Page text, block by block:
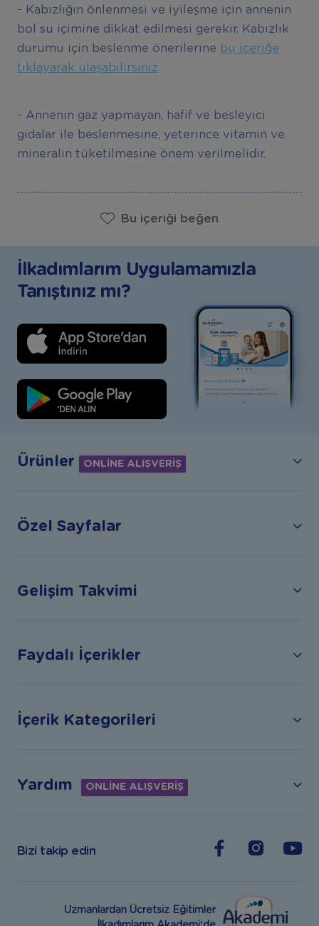
- Kabızlığın önlenmesi ve iyileşme için annenin
bol su içimine dikkat edilmesi gerekir. Kabızlık
durumu için beslenme önerilerine bu içeriğe
tıklayarak ulaşabilirsiniz
- Annenin gaz yapmayan, hafif ve besleyici
gıdalar ile beslenmesine, yeterince vitamin ve
mineralin tüketilmesine önem verilmelidir.
Bu içeriği beğen
İlkadımlarım Uygulamamızla
Tanıştınız mı?
Ürünler ONLİNE ALIŞVERİŞ
Özel Sayfalar
Gelişim Takvimi
Faydalı İçerikler
İçerik Kategorileri
Yardım ONLİNE ALIŞVERİŞ
Bizi takip edin
Uzmanlardan Ücretsiz Eğitimler